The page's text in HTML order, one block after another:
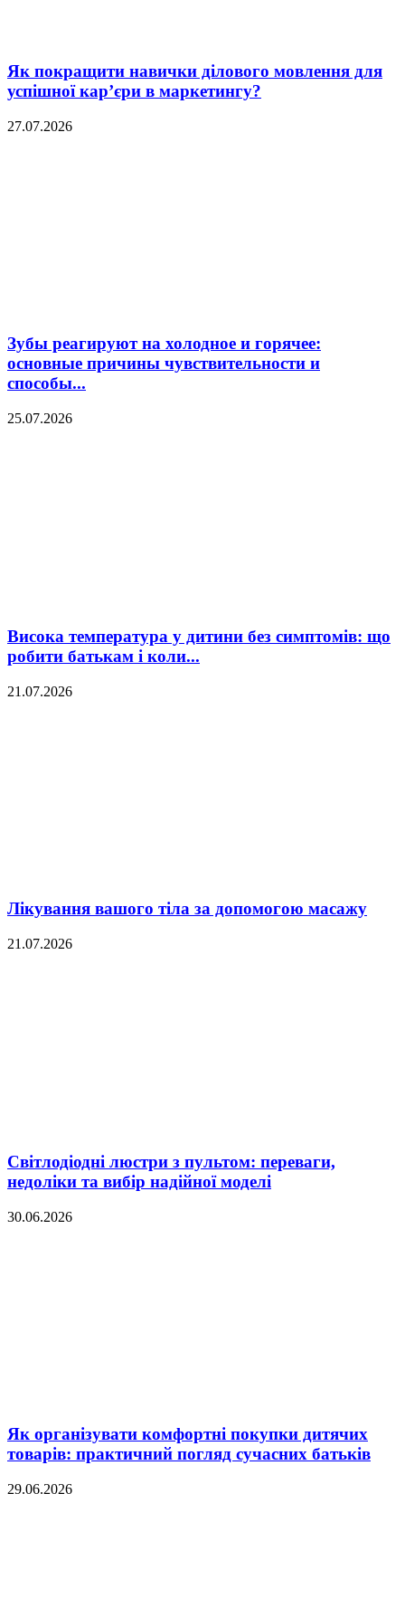
Як покращити навички ділового мовлення для
успішної кар’єри в маркетингу?
27.07.2026
Зубы реагируют на холодное и горячее:
основные причины чувствительности и
способы...
25.07.2026
Висока температура у дитини без симптомів: що
робити батькам і коли...
21.07.2026
Лікування вашого тіла за допомогою масажу
21.07.2026
Світлодіодні люстри з пультом: переваги,
недоліки та вибір надійної моделі
30.06.2026
Як організувати комфортні покупки дитячих
товарів: практичний погляд сучасних батьків
29.06.2026